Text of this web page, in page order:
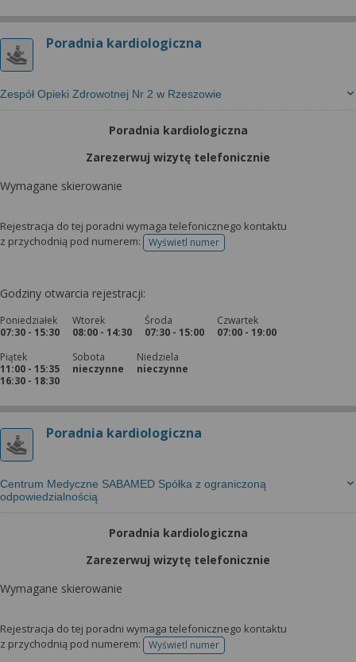
Poradnia kardiologiczna
Zespół Opieki Zdrowotnej Nr 2 w Rzeszowie
Poradnia kardiologiczna
Zarezerwuj wizytę telefonicznie
Wymagane skierowanie
Rejestracja do tej poradni wymaga telefonicznego kontaktu
z przychodnią pod numerem:
Wyświetl numertelefonu do rejestracji
Godziny otwarcia rejestracji:
Poniedziałek
07:30 - 15:30
Wtorek
08:00 - 14:30
Środa
07:30 - 15:00
Czwartek
07:00 - 19:00
Piątek
11:00 - 15:35
16:30 - 18:30
Sobota
nieczynne
Niedziela
nieczynne
Poradnia kardiologiczna
Centrum Medyczne SABAMED Spółka z ograniczoną
odpowiedzialnością
Poradnia kardiologiczna
Zarezerwuj wizytę telefonicznie
Wymagane skierowanie
Rejestracja do tej poradni wymaga telefonicznego kontaktu
z przychodnią pod numerem:
Wyświetl numertelefonu do rejestracji